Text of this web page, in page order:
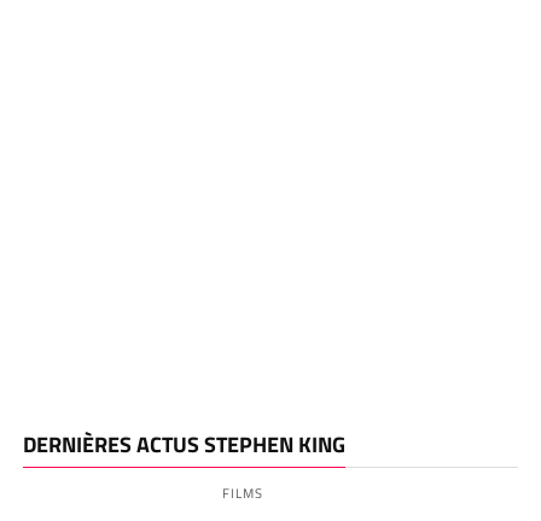
DERNIÈRES ACTUS STEPHEN KING
FILMS